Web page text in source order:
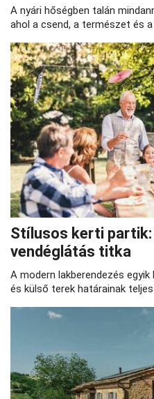
A nyári hőségben talán
ahol a csend, a természet és
Stílusos kerti
vendéglátás titka
A modern lakberendezés
és külső terek határainak